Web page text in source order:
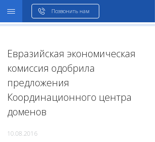
Позвонить нам
Евразийская экономическая
комиссия одобрила
предложения
Координационного центра
доменов
10.08.2016